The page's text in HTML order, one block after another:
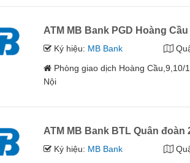
ATM MB Bank PGD Hoàng Cầu
Ký hiệu: MB Bank
Phòng giao dịch Hoàng
Nội
ATM MB Bank BTL Quân đoàn
Ký hiệu: MB Bank